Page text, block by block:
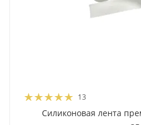
13
Силиконовая лента